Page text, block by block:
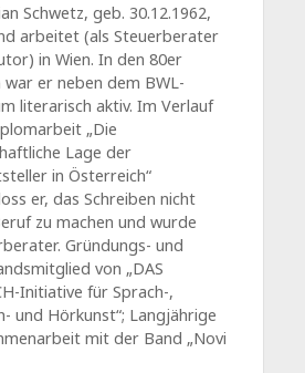
Schwetz, geb. 30.12.1962,
arbeitet (als Steuerberater
in Wien. In den 80er
war er neben dem BWL-
literarisch aktiv. Im Verlauf
„Die
Lage der
in Österreich“
er, das Schreiben nicht
zu machen und wurde
Gründungs- und
von „DAS
Initiative für Sprach-,
und Hörkunst“; Langjährige
mit der Band „Novi